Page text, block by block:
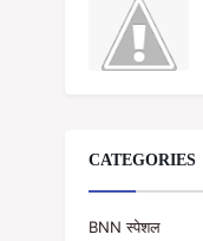
CATEGORIES
BNN स्पेशल